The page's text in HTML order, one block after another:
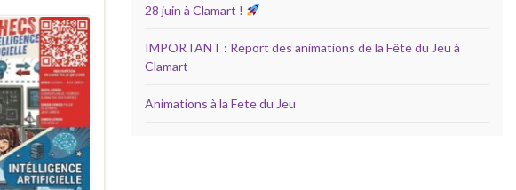
28 juin à Clamart !
IMPORTANT : Report des animations de la Fête du Jeu à
Clamart
Animations à la Fete du Jeu